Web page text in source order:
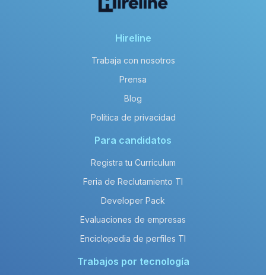
Hireline
Trabaja con nosotros
Prensa
Blog
Política de privacidad
Para candidatos
Registra tu Currículum
Feria de Reclutamiento TI
Developer Pack
Evaluaciones de empresas
Enciclopedia de perfiles TI
Trabajos por tecnología